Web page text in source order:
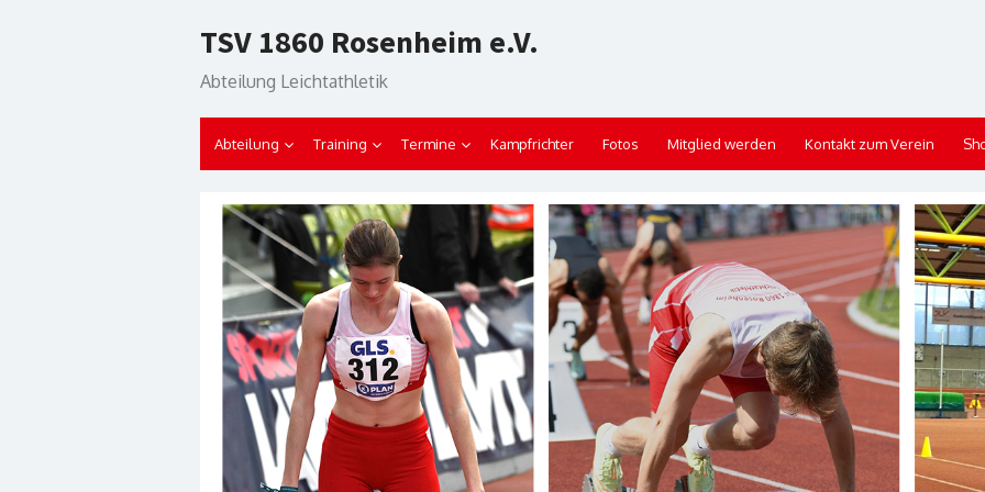
to
TSV 1860 Rosenheim e.V.
Abteilung Leichtathletik
Abteilung Training Termine Kampfrichter Fotos Mitglied werden Kontakt zum Verein